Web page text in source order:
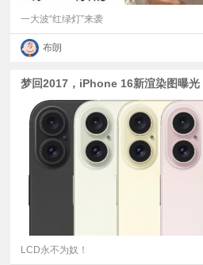
一大波“红绿灯”来袭
布朗
LCD永不为奴！